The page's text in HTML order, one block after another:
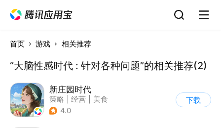
首页 游戏 相关推荐
“大脑性感时代 : 针对各种问题”的相关推荐(2)
新庄园时代
策略 经营
美食
| 自由交易
4.0
下载